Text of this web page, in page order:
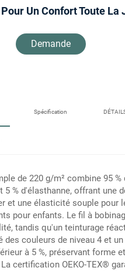
Un Confort Toute La
Demande
Spécification
de 220 g/m² combine 95 %
5 % d'élasthanne, offrant une
et une élasticité souple pour
pour enfants. Le fil à
tandis qu'un teinturage
des couleurs de niveau 4 et un
à 5 %, préservant forme
certification OEKO-TEX®